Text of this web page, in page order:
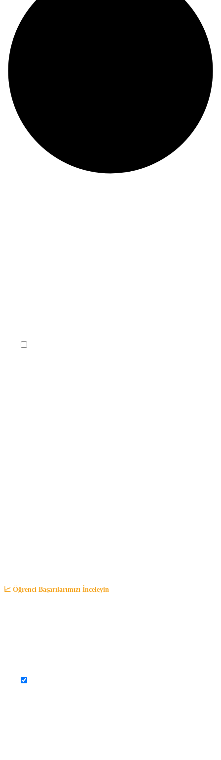
📈 Öğrenci Başarılarımızı İnceleyin